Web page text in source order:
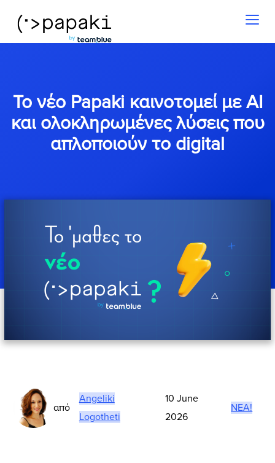
Το νέο Papaki καινοτομεί με AI
και ολοκληρωμένες λύσεις που
απλοποιούν το digital
από
Angeliki
Logotheti
10 June
2026
ΝΈΑ!